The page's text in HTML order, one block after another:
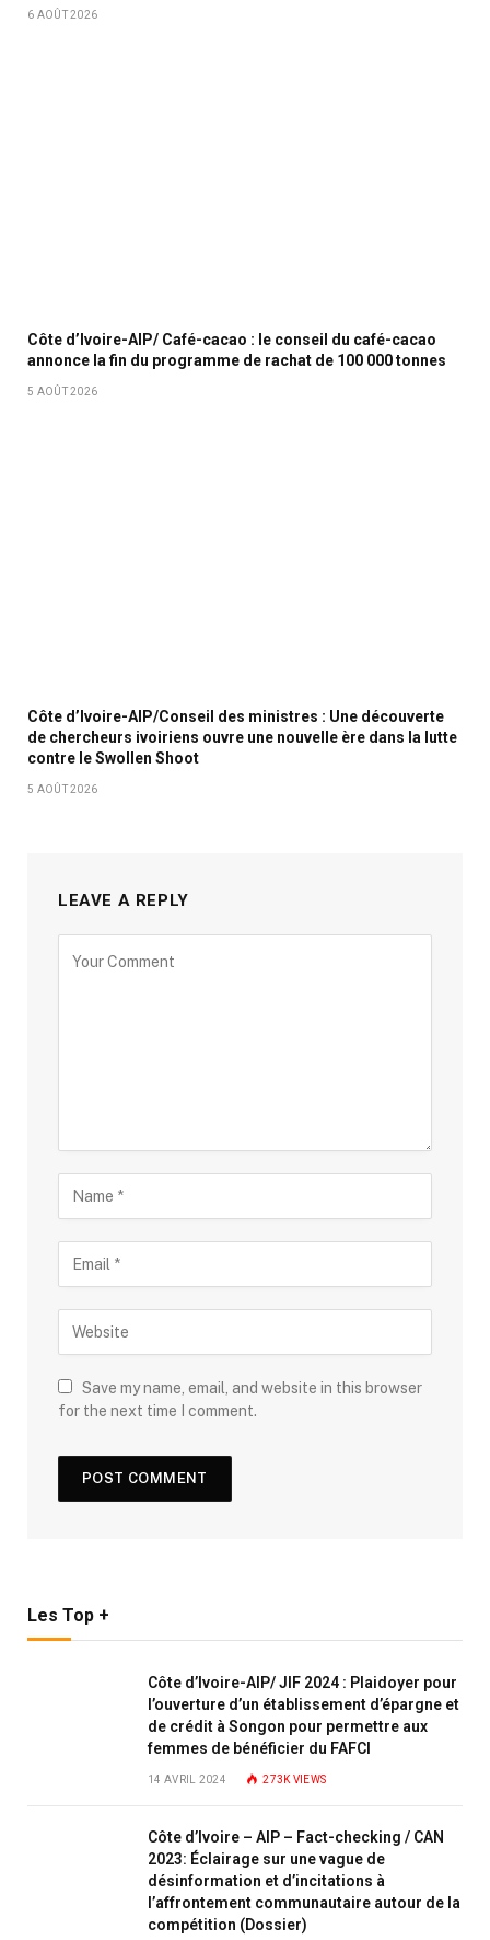
6 AOÛT 2026
Côte d’Ivoire-AIP/ Café-cacao : le conseil du café-cacao
annonce la fin du programme de rachat de 100 000 tonnes
5 AOÛT 2026
Côte d’Ivoire-AIP/Conseil des ministres : Une découverte
de chercheurs ivoiriens ouvre une nouvelle ère dans la lutte
contre le Swollen Shoot
5 AOÛT 2026
LEAVE A REPLY
Save my name, email, and website in this browser
for the next time I comment.
Les Top +
Côte d’Ivoire-AIP/ JIF 2024 : Plaidoyer pour
l’ouverture d’un établissement d’épargne et
de crédit à Songon pour permettre aux
femmes de bénéficier du FAFCI
14 AVRIL 2024 273K VIEWS
Côte d’Ivoire – AIP – Fact-checking / CAN
2023: Éclairage sur une vague de
désinformation et d’incitations à
l’affrontement communautaire autour de la
compétition (Dossier)